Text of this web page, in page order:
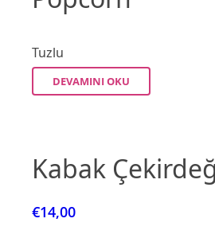
Tuzlu
DEVAMINI OKU
Kabak
€14,00